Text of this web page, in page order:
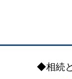
◆相続